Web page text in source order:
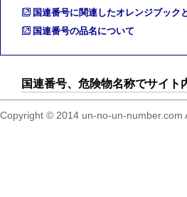
国連番号に関連したオレンジブック
国連番号の品名について
国連番号、危険物名称でサイト
Copyright © 2014 un-no-un-number.com